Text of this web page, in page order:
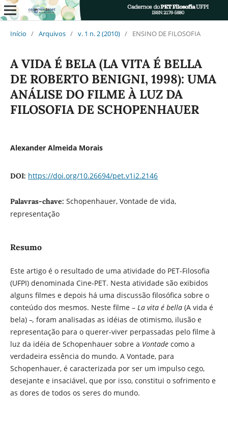
Início / Arquivos / v. 1 n. 2 (2010) / ENSINO DE FILOSOFIA
A VIDA É BELA (LA VITA É BELLA
DE ROBERTO BENIGNI, 1998): UMA
ANÁLISE DO FILME À LUZ DA
FILOSOFIA DE SCHOPENHAUER
Alexander Almeida Morais
DOI: https://doi.org/10.26694/pet.v1i2.2146
Palavras-chave: Schopenhauer, Vontade de vida,
representação
Resumo
Este artigo é o resultado de uma atividade do PET-Filosofia
(UFPI) denominada Cine-PET. Nesta atividade são exibidos
alguns filmes e depois há uma discussão filosófica sobre o
conteúdo dos mesmos. Neste filme – La vita é bella (A vida é
bela) –, foram analisadas as idéias de otimismo, ilusão e
representação para o querer-viver perpassadas pelo filme à
luz da idéia de Schopenhauer sobre a Vontade como a
verdadeira essência do mundo. A Vontade, para
Schopenhauer, é caracterizada por ser um impulso cego,
desejante e insaciável, que por isso, constitui o sofrimento e
as dores de todos os seres do mundo.